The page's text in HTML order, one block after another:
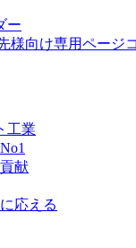
ー
工業
献
応える